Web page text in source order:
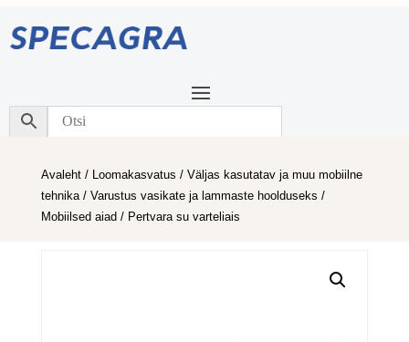
Avaleht/ Loomakasvatus / Väljas kasutatav ja muu mobiilne
tehnika/ Varustus vasikate ja lammaste hoolduseks /
Mobiilsed aiad / Pertvara su varteliais